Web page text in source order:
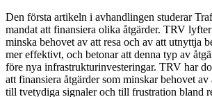
Den första artikeln i avhandlingen studerar
mandat att finansiera olika åtgärder. TRV
minska behovet av att resa och av att utnyttja
mer effektivt, och betonar att denna typ av
före nya infrastrukturinvesteringar. TRV har
att finansiera åtgärder som minskar behovet
till tvetydiga signaler och till frustration bland